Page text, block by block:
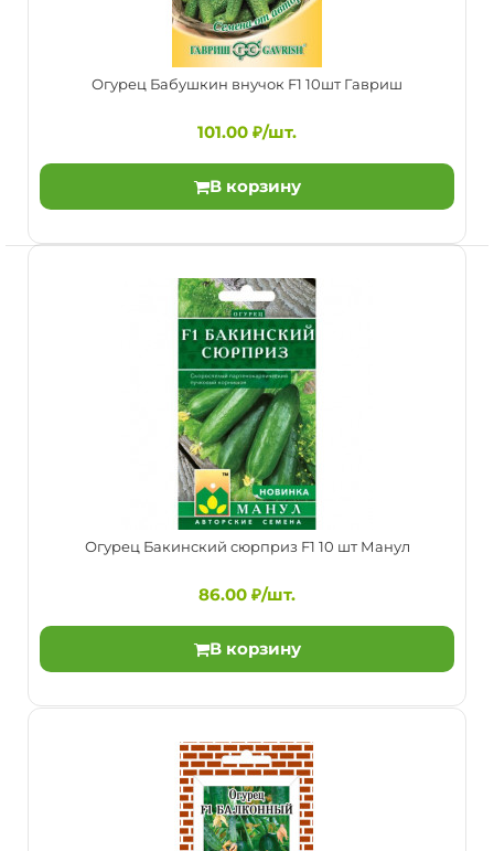
Огурец Бабушкин внучок F1 10шт Гавриш
Скороспелый (38-43 дней от всходов до плодоношения)
урожайный партенокарпический гибрид
преимуществе..
Огурец Бакинский сюрприз F1 10 шт Манул
86.00 ₽/шт.
Огурец Бабушкин внучок F1 10шт Гавриш
101.00 ₽/шт.
В корзину
Огурец Бакинский сюрприз F1 10 шт Манул
86.00 ₽/шт.
В корзину